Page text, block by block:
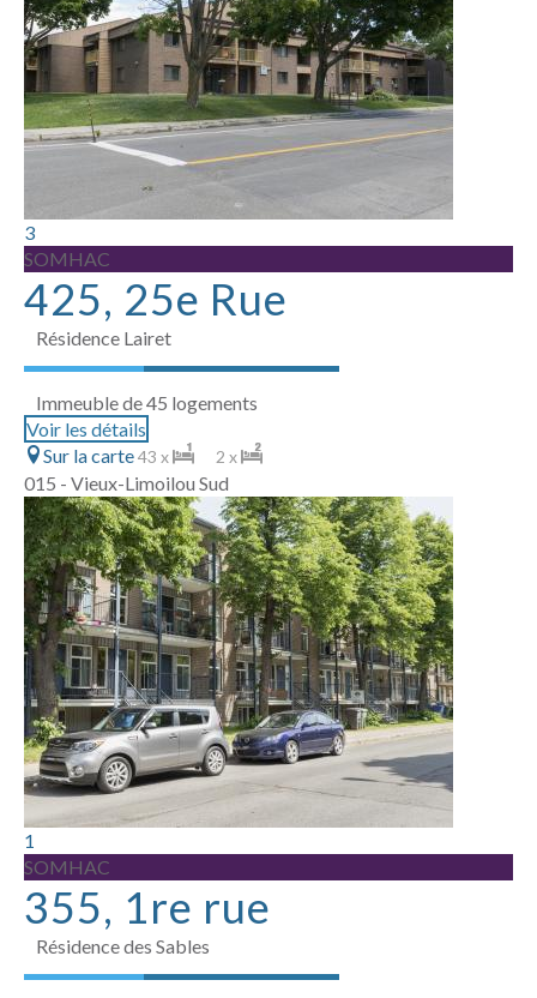
3
SOMHAC
425, 25e Rue
Résidence Lairet
Immeuble de 45 logements
Voir les détails
Sur la carte43 x 2 x
015 - Vieux-Limoilou Sud
1
SOMHAC
355, 1re rue
Résidence des Sables